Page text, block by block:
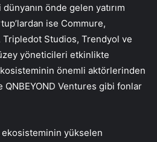
önde gelen yatırım
ise Commure,
Tripledot Studios, Trendyol ve
yöneticileri etkinlikte
önemli aktörlerinden
QNBEYOND Ventures gibi fonlar
yükselen